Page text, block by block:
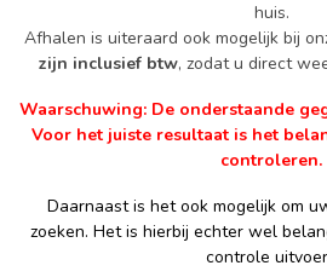
huis.
Afhalen is uiteraard ook mogelijk bij
zijn inclusief btw, zodat u direct
Waarschuwing: De onderstaande
Voor het juiste resultaat is het
controleren.
Daarnaast is het ook mogelijk om
zoeken. Het is hierbij echter wel
controle